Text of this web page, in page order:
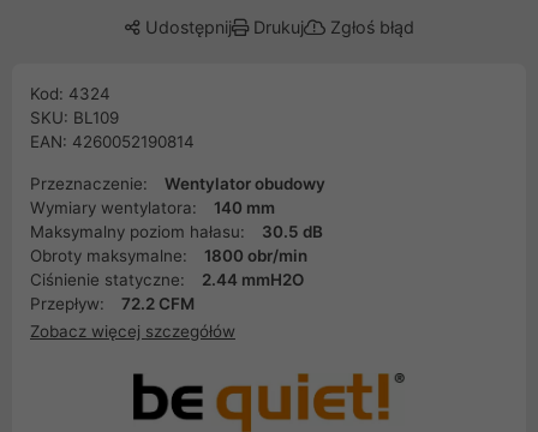
Udostępnij Drukuj Zgłoś błąd
Kod: 4324
SKU: BL109
EAN: 4260052190814
Przeznaczenie:
Wentylator obudowy
Wymiary wentylatora:
140 mm
Maksymalny poziom hałasu:
30.5 dB
Obroty maksymalne:
1800 obr/min
Ciśnienie statyczne:
2.44 mmH2O
Przepływ:
72.2 CFM
Zobacz więcej szczegółów